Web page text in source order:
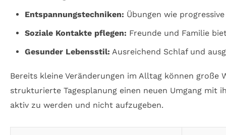
Entspannungstechniken: Übungen wie
Soziale Kontakte pflegen: Freunde und Familie
Gesunder Lebensstil: Ausreichend Schlaf und
Bereits kleine Veränderungen im Alltag können
strukturierte Tagesplanung einen neuen Umgang mit
aktiv zu werden und nicht aufzugeben.